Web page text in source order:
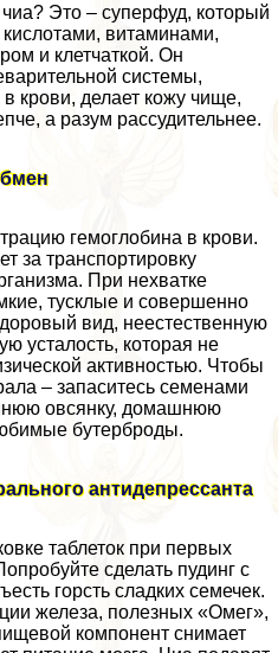
Это – суперфуд, который
витаминами,
и клетчаткой. Он
системы,
крови, делает кожу чище,
а разум рассудительнее.
гемоглобина в крови.
за трaнcпортировку
При нехватке
тусклые и совершенно
вид, неестественную
усталость, которая не
активностью. Чтобы
– запаситесь семенами
овсянку, домашнюю
бутерброды.
антидепрессанта
таблеток при первых
сделать пудинг с
горсть сладких семечек.
железа, полезных «Омег»,
компонент снимает